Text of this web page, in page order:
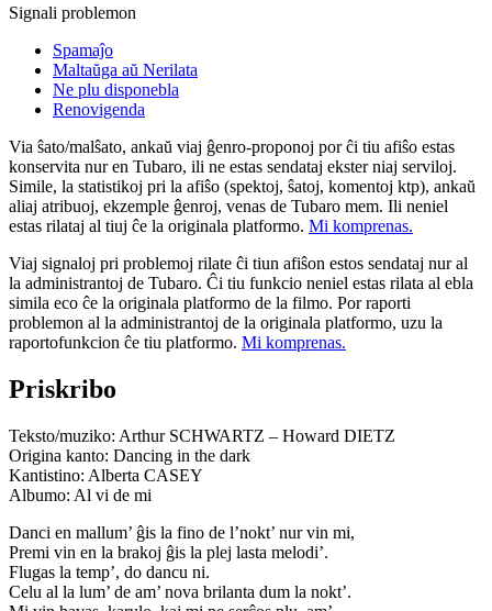
Signali problemon
Spamaĵo
Maltaŭga aŭ Nerilata
Ne plu disponebla
Renovigenda
Via ŝato/malŝato, ankaŭ viaj ĝenro-proponoj por ĉi tiu afiŝo estas
konservita nur en Tubaro, ili ne estas sendataj ekster niaj serviloj.
Simile, la statistikoj pri la afiŝo (spektoj, ŝatoj, komentoj ktp), ankaŭ
aliaj atribuoj, ekzemple ĝenroj, venas de Tubaro mem. Ili neniel
estas rilataj al tiuj ĉe la originala platformo. Mi komprenas.
Viaj signaloj pri problemoj rilate ĉi tiun afiŝon estos sendataj nur al
la administrantoj de Tubaro. Ĉi tiu funkcio neniel estas rilata al ebla
simila eco ĉe la originala platformo de la filmo. Por raporti
problemon al la administrantoj de la originala platformo, uzu la
raportofunkcion ĉe tiu platformo. Mi komprenas.
Priskribo
Teksto/muziko: Arthur SCHWARTZ – Howard DIETZ
Origina kanto: Dancing in the dark
Kantistino: Alberta CASEY
Albumo: Al vi de mi
Danci en mallum’ ĝis la fino de l’nokt’ nur vin mi,
Premi vin en la brakoj ĝis la plej lasta melodi’.
Flugas la temp’, do dancu ni.
Celu al la lum’ de am’ nova brilanta dum la nokt’.